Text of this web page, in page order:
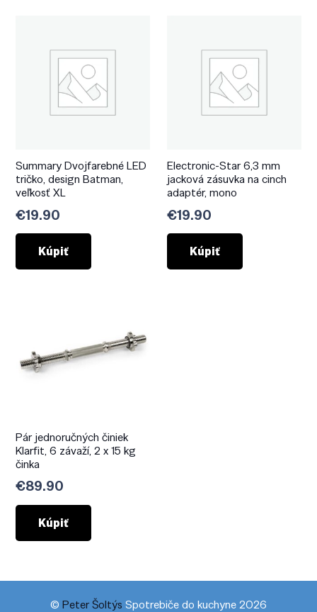
Summary Dvojfarebné LED
tričko, design Batman,
veľkosť XL
€19.90
Kúpiť
Electronic-Star 6,3 mm
jacková zásuvka na cinch
adaptér, mono
€19.90
Kúpiť
Pár jednoručných činiek
Klarfit, 6 závaží, 2 x 15 kg
činka
€89.90
Kúpiť
© Peter Šoltýs Spotrebiče do kuchyne 2026